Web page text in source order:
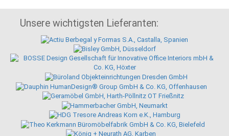
Unsere wichtigsten Lieferanten: